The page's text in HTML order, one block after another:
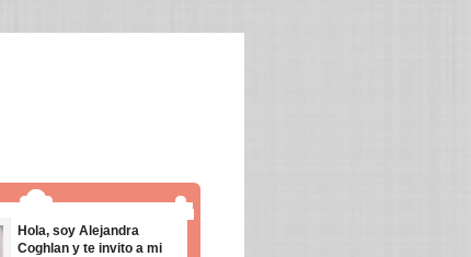
Hola, soy Alejandra
Coghlan y te invito a mi